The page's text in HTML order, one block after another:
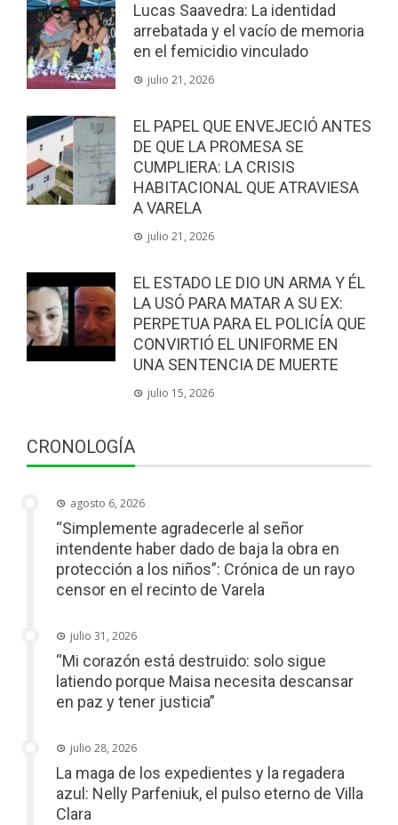
Lucas Saavedra: La identidad
arrebatada y el vacío de memoria
en el femicidio vinculado
julio 21, 2026
EL PAPEL QUE ENVEJECIÓ ANTES
DE QUE LA PROMESA SE
CUMPLIERA: LA CRISIS
HABITACIONAL QUE ATRAVIESA
A VARELA
julio 21, 2026
EL ESTADO LE DIO UN ARMA Y ÉL
LA USÓ PARA MATAR A SU EX:
PERPETUA PARA EL POLICÍA QUE
CONVIRTIÓ EL UNIFORME EN
UNA SENTENCIA DE MUERTE
julio 15, 2026
CRONOLOGÍA
agosto 6, 2026
“Simplemente agradecerle al señor
intendente haber dado de baja la obra en
protección a los niños”: Crónica de un rayo
censor en el recinto de Varela
julio 31, 2026
“Mi corazón está destruido: solo sigue
latiendo porque Maisa necesita descansar
en paz y tener justicia”
julio 28, 2026
La maga de los expedientes y la regadera
azul: Nelly Parfeniuk, el pulso eterno de Villa
Clara